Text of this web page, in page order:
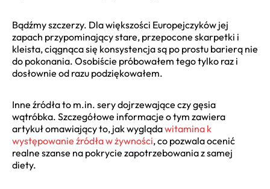
Bądźmy szczerzy. Dla większości Europejczyków jej
zapach przypominający stare, przepocone skarpetki i
kleista, ciągnąca się konsystencja są po prostu barierą nie
do pokonania. Osobiście próbowałem tego tylko raz i
dosłownie od razu podziękowałem.
Inne źródła to m.in. sery dojrzewające czy gęsia
wątróbka. Szczegółowe informacje o tym zawiera
artykuł omawiający to, jak wyglądawitamina k
występowanie źródła w żywności, co pozwala ocenić
realne szanse na pokrycie zapotrzebowania z samej
diety.